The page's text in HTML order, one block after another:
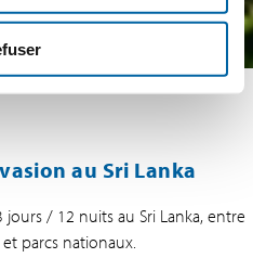
au Sri Lanka
/ 12 nuits au Sri Lanka, entre
parcs nationaux.